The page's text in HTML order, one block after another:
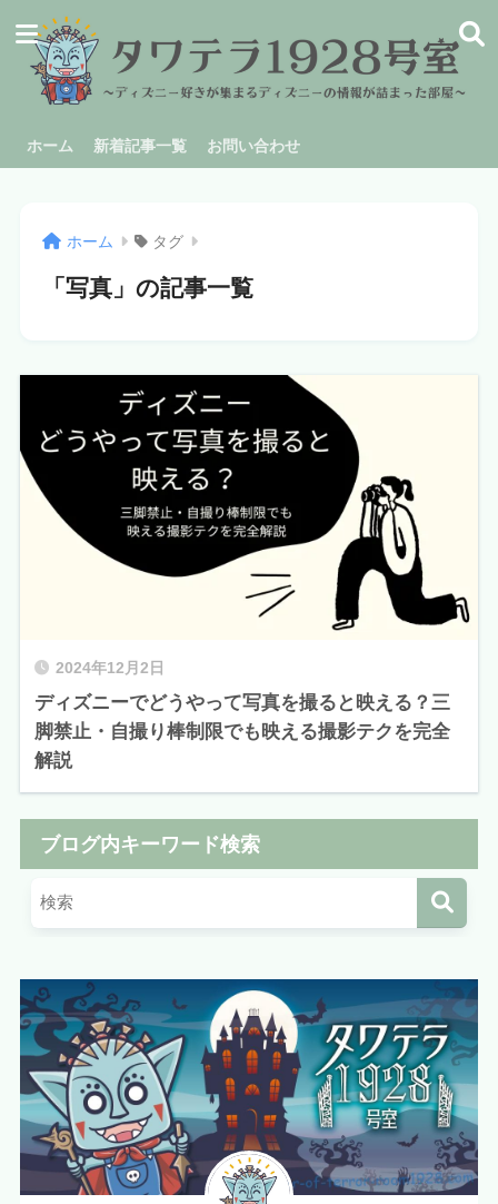
ホーム 新着記事一覧 お問い合わせ
ホーム タグ
「写真」の記事一覧
2024年12月2日
ディズニーでどうやって写真を撮ると映える？三
脚禁止・自撮り棒制限でも映える撮影テクを完全
解説
ブログ内キーワード検索